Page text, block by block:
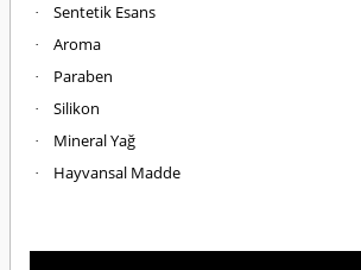
· Sentetik Esans
· Aroma
· Paraben
· Silikon
· Mineral Yağ
· Hayvansal Madde